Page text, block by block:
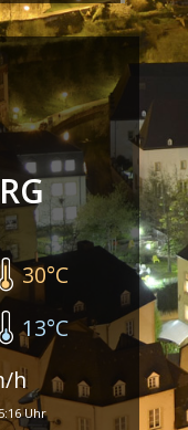
30°C
13°C
h
Uhr